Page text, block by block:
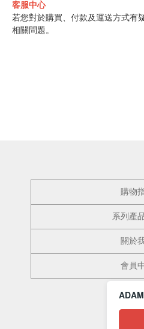
客服中心
若您對於購買、付款及運送方式有
相關問題。
購物
系列產
關於
會員